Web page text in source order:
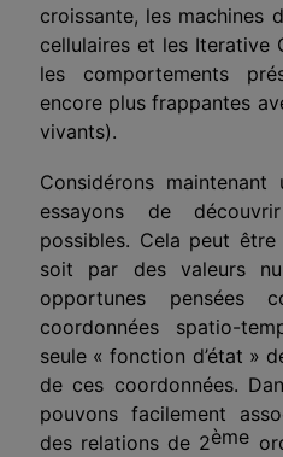
croissante, les machines
cellulaires et les Iterative
les comportements
encore plus frappantes
vivants).
Considérons
essayons de
possibles. Cela peut
soit par des valeurs
opportunes pensées
coordonnées spatio-
seule « fonction d’état »
de ces coordonnées.
pouvons facilement
des relations de 2ème